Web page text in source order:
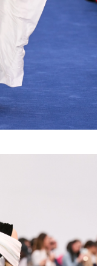
sitesi
ticari